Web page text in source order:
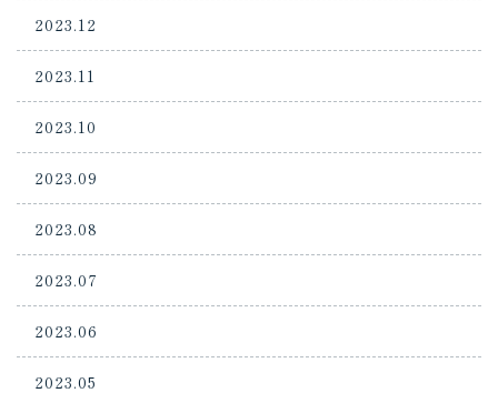
2023.12
2023.11
2023.10
2023.09
2023.08
2023.07
2023.06
2023.05